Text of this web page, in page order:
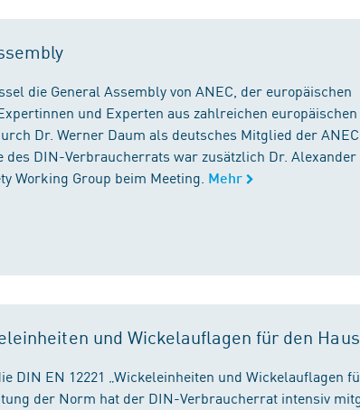
die General Assembly von ANEC, der europäischen
und Experten aus zahlreichen
Dr. Werner Daum als deutsches Mitglied der
DIN-Verbraucherrats war zusätzlich Dr. Alexander
Working Group beim Meeting. Mehr
und Wickelauflagen für den
DIN EN 12221 „Wickeleinheiten und Wickelauflagen
der Norm hat der DIN-Verbraucherrat intensiv